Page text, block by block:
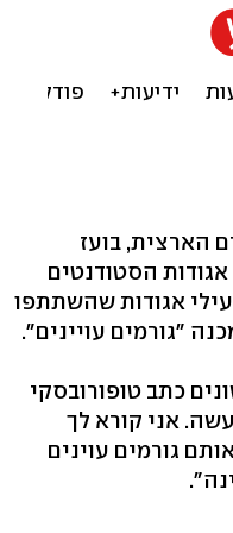
נגד
הארצית, בועז
הסטודנטים
אגודות שהשתתפו
"גורמים עויינים".
כתב טופורובסקי
אני קורא לך
גורמים עוינים